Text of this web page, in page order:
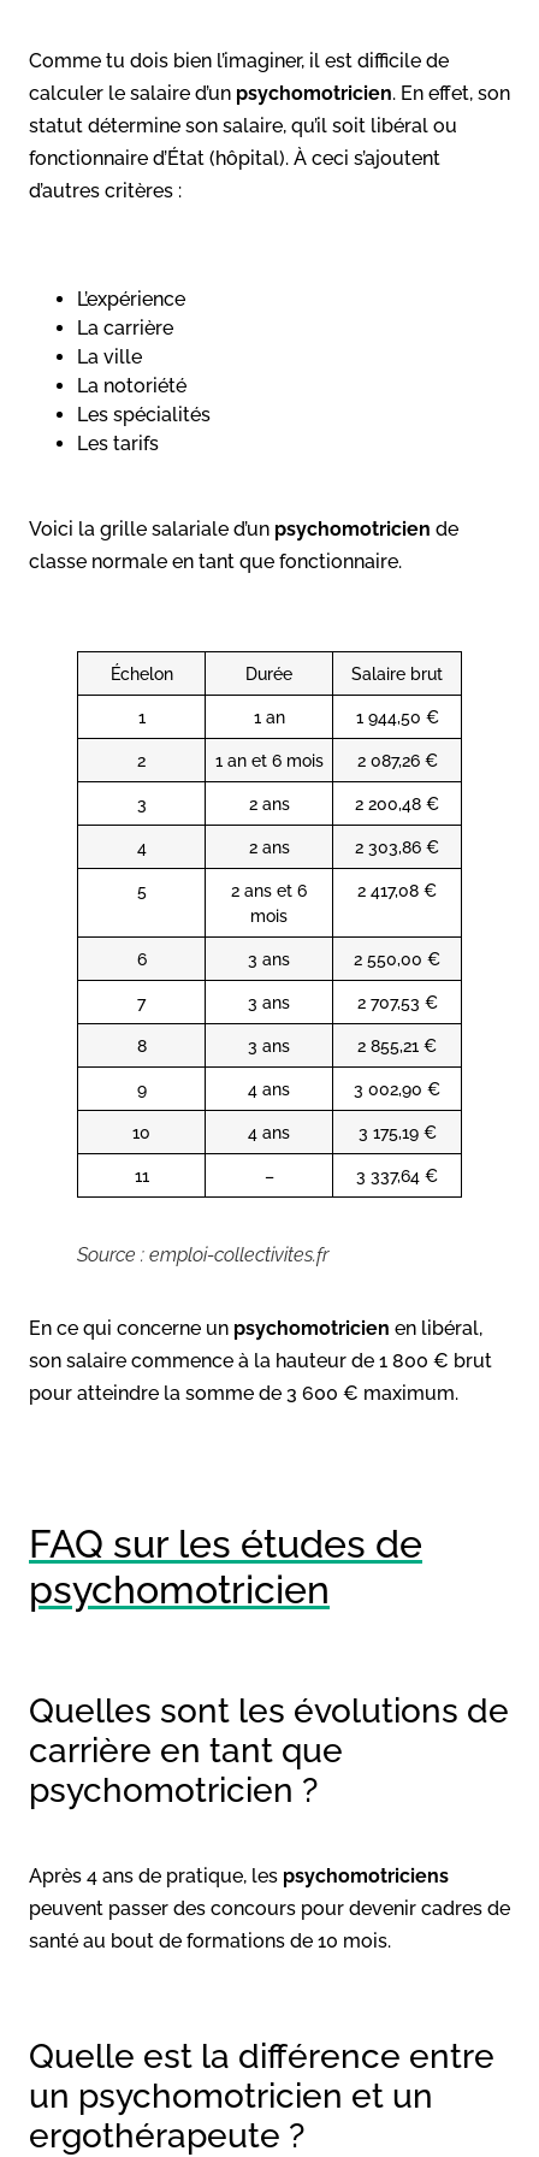
Comme tu dois bien l’imaginer, il est difficile de
calculer le salaire d’un psychomotricien. En effet, son
statut détermine son salaire, qu’il soit libéral ou
fonctionnaire d’État (hôpital). À ceci s’ajoutent
d’autres critères :
L’expérience
La carrière
La ville
La notoriété
Les spécialités
Les tarifs
Voici la grille salariale d’un psychomotricien de
classe normale en tant que fonctionnaire.
Échelon Durée Salaire brut
1 1 an 1 944,50 €
2 1 an et 6 mois 2 087,26 €
3 2 ans 2 200,48 €
4 2 ans 2 303,86 €
5
2 ans et 6
mois
2 417,08 €
6 3 ans 2 550,00 €
7 3 ans 2 707,53 €
8 3 ans 2 855,21 €
9 4 ans 3 002,90 €
10 4 ans 3 175,19 €
11 – 3 337,64 €
Source : emploi-collectivites.fr
En ce qui concerne un psychomotricien en libéral,
son salaire commence à la hauteur de 1 800 € brut
pour atteindre la somme de 3 600 € maximum.
FAQ sur les études de
psychomotricien
Quelles sont les évolutions de
carrière en tant que
psychomotricien ?
Après 4 ans de pratique, les psychomotriciens
peuvent passer des concours pour devenir cadres de
santé au bout de formations de 10 mois.
Quelle est la différence entre
un psychomotricien et un
ergothérapeute ?